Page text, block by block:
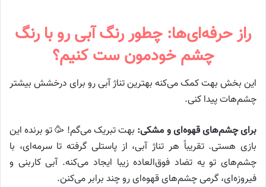
راز حرفه‌ای‌ها: چطور رنگ آبی رو با رنگ
چشم خودمون ست کنیم؟
این بخش بهت کمک می‌کنه بهترین تناژ آبی رو برای درخشش بیشتر
چشم‌هات پیدا کنی.
برای چشم‌های قهوه‌ای و مشکی: بهت تبریک می‌گم! 🥳 تو برنده این
بازی هستی. تقریباً هر تناژ آبی، از پاستلی گرفته تا سرمه‌ای، با
چشم‌های تو یه تضاد فوق‌العاده زیبا ایجاد می‌کنه. آبی کاربنی و
فیروزه‌ای، گرمی چشم‌های قهوه‌ای رو چند برابر می‌کنن.